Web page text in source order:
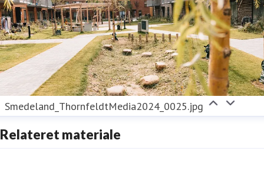
Smedeland_ThornfeldtMedia2024_0025.jpg
Relateret materiale